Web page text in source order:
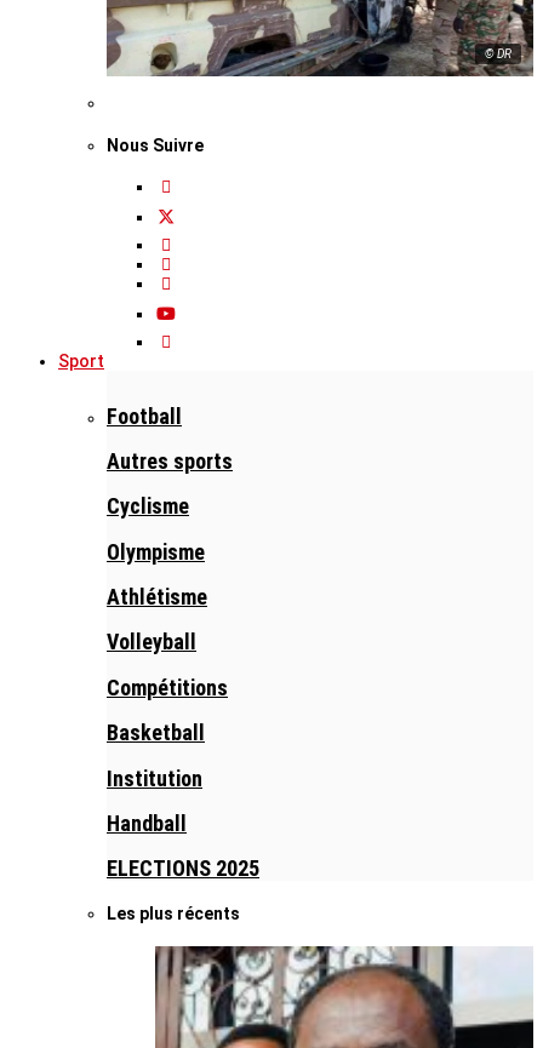
© DR
Nous Suivre
Sport
Football
Autres sports
Cyclisme
Olympisme
Athlétisme
Volleyball
Compétitions
Basketball
Institution
Handball
ELECTIONS 2025
Les plus récents